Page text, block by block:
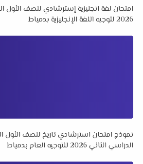
امتحان لغة انجليزية إسترشادي للصف الأول
2026 لتوجيه اللغة الإنجليزية بدمياط
نموذج امتحان استرشادي تاريخ للصف الأول
الدراسي الثاني 2026 للتوجيه العام بدمياط